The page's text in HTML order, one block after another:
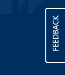
FEEDBACK